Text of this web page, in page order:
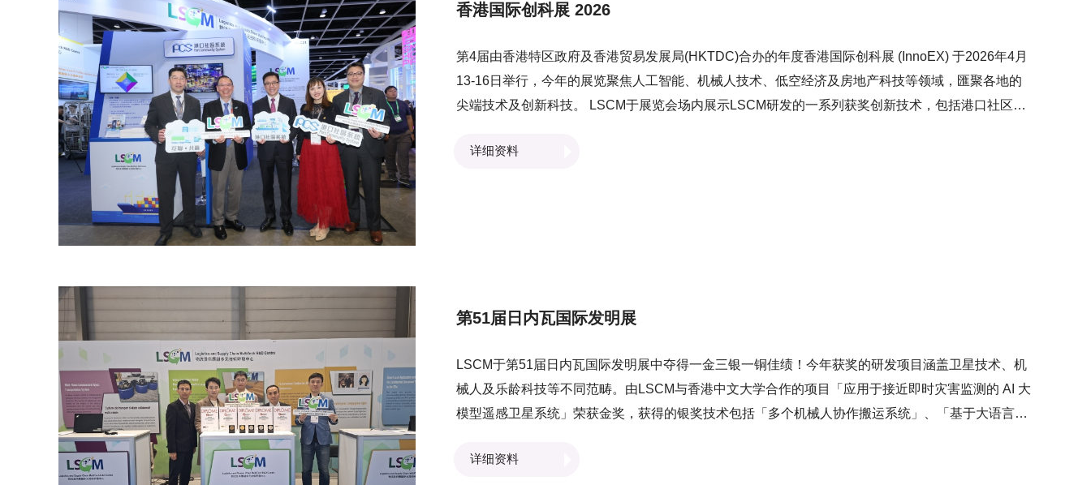
香港国际创科展 2026
第4届由香港特区政府及香港贸易发展局(HKTDC)合办的年度香港国际创科展 (InnoEX) 于2026年4月
13-16日举行，今年的展览聚焦人工智能、机械人技术、低空经济及房地产科技等领域，匯聚各地的
尖端技术及创新科技。 LSCM于展览会场内展示LSCM研发的一系列获奖创新技术，包括港口社区系
能电子锁及设备。 创新科技及工业局局长孙东教授、合肥市政协主席韩冰先生、创新科技署署长李国
详细资料
第51届日内瓦国际发明展
LSCM于第51届日内瓦国际发明展中夺得一金三银一铜佳绩！今年获奖的研发项目涵盖卫星技术、机
械人及乐龄科技等不同范畴。由LSCM与香港中文大学合作的项目「应用于接近即时灾害监测的 AI 大
模型遥感卫星系统」荣获金奖，获得的银奖技术包括「多个机械人协作搬运系统」、「基于大语言模
者而设的个人化聊天机械人」则获得铜奬。 LSCM对于研发嘅技术能够获得国际肯定感到十分鼓舞，
详细资料